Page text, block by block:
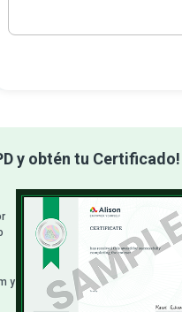
y obtén tu Certificado!
y